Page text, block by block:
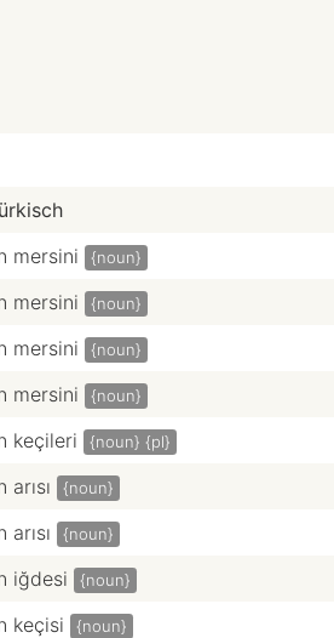
mersini {noun}
mersini {noun}
mersini {noun}
mersini {noun}
keçileri {noun} {pl}
arısı {noun}
arısı {noun}
iğdesi {noun}
keçisi {noun}